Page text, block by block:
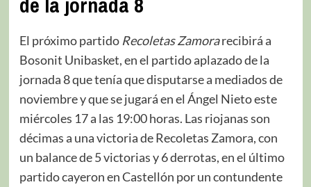
El próximo partido RecoletasZamorarecibirá a
Bosonit Unibasket, en el partido aplazado de la
jornada 8 que tenía que disputarse a mediados de
noviembre y que se jugará en el Ángel Nieto este
miércoles 17 a las 19:00 horas. Las riojanas son
décimas a una victoria de Recoletas Zamora, con
un balance de 5 victorias y 6 derrotas, en el último
partido cayeron en Castellón por un contundente